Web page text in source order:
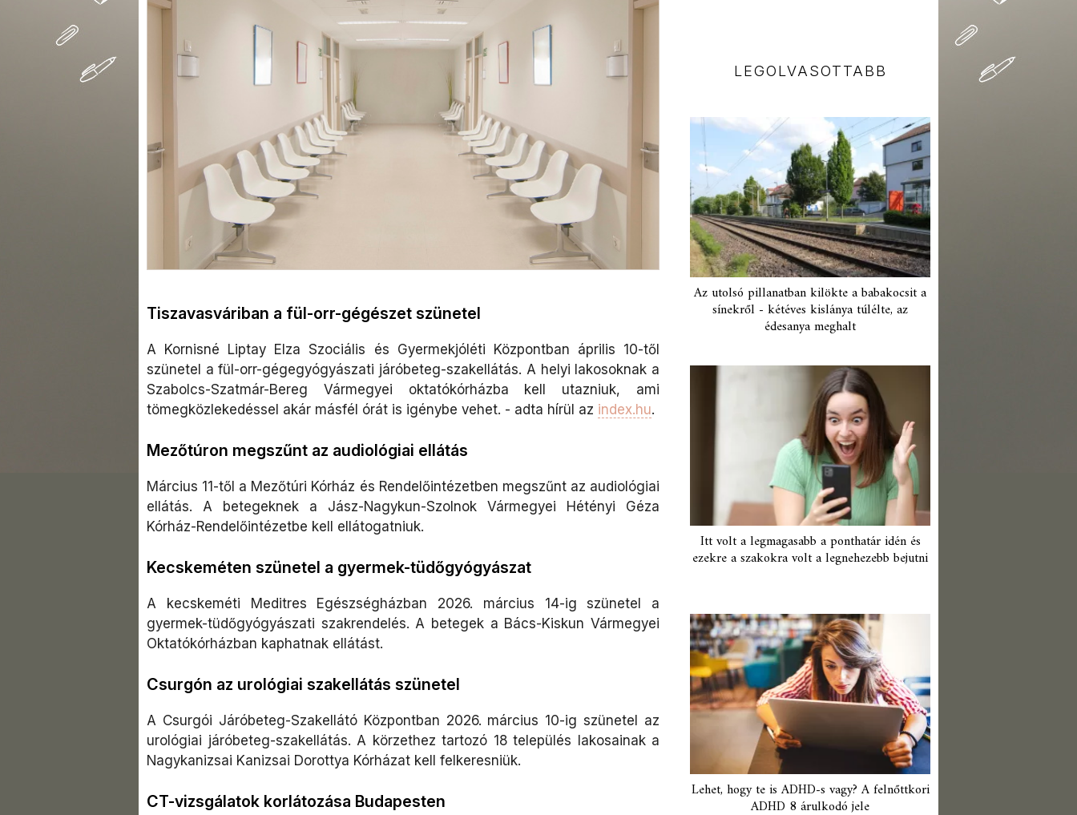
Tiszavasváriban a fül-orr-gégészet szünetel
A Kornisné Liptay Elza Szociális és Gyermekjóléti Központban április 10-től
szünetel a fül-orr-gégegyógyászati járóbeteg-szakellátás. A helyi lakosoknak a
Szabolcs-Szatmár-Bereg Vármegyei oktatókórházba kell utazniuk, ami
tömegközlekedéssel akár másfél órát is igénybe vehet.​ - adta hírül az index.hu.
Mezőtúron megszűnt az audiológiai ellátás
Március 11-től a Mezőtúri Kórház és Rendelőintézetben megszűnt az audiológiai
ellátás. A betegeknek a Jász-Nagykun-Szolnok Vármegyei Hétényi Géza
Kórház-Rendelőintézetbe kell ellátogatniuk.
Kecskeméten szünetel a gyermek-tüdőgyógyászat
A kecskeméti Meditres Egészségházban 2026. március 14-ig szünetel a
gyermek-tüdőgyógyászati szakrendelés. A betegek a Bács-Kiskun Vármegyei
Oktatókórházban kaphatnak ellátást.​
Csurgón az urológiai szakellátás szünetel
A Csurgói Járóbeteg-Szakellátó Központban 2026. március 10-ig szünetel az
urológiai járóbeteg-szakellátás. A körzethez tartozó 18 település lakosainak a
Nagykanizsai Kanizsai Dorottya Kórházat kell felkeresniük.​
CT-vizsgálatok korlátozása Budapesten
LEGOLVASOTTABB
Az utolsó pillanatban kilökte a babakocsit a
sínekről - kétéves kislánya túlélte, az
édesanya meghalt
Itt volt a legmagasabb a ponthatár idén és
ezekre a szakokra volt a legnehezebb bejutni
Lehet, hogy te is ADHD-s vagy? A felnőttkori
ADHD 8 árulkodó jele